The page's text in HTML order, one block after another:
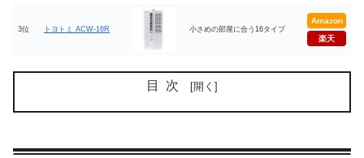
3位 トヨトミ ACW-16R 小さめの部屋に合う16タイプ
Amazon
楽天
目次